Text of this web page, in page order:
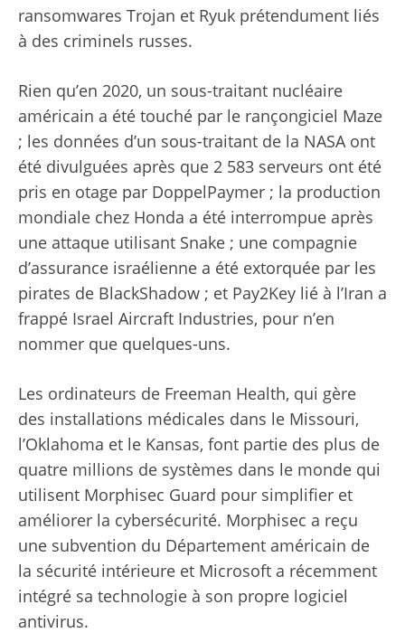
ransomwares Trojan et Ryuk prétendument liés
à des criminels russes.
Rien qu’en 2020, un sous-traitant nucléaire
américain a été touché par le rançongiciel Maze
; les données d’un sous-traitant de la NASA ont
été divulguées après que 2 583 serveurs ont été
pris en otage par DoppelPaymer ; la production
mondiale chez Honda a été interrompue après
une attaque utilisant Snake ; une compagnie
d’assurance israélienne a été extorquée par les
pirates de BlackShadow ; et Pay2Key lié à l’Iran a
frappé Israel Aircraft Industries, pour n’en
nommer que quelques-uns.
Les ordinateurs de Freeman Health, qui gère
des installations médicales dans le Missouri,
l’Oklahoma et le Kansas, font partie des plus de
quatre millions de systèmes dans le monde qui
utilisent Morphisec Guard pour simplifier et
améliorer la cybersécurité. Morphisec a reçu
une subvention du Département américain de
la sécurité intérieure et Microsoft a récemment
intégré sa technologie à son propre logiciel
antivirus.